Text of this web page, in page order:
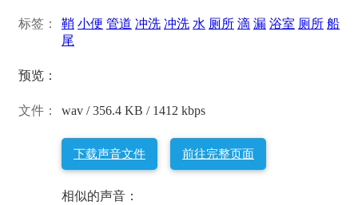
标签： 鞘 小便 管道 冲洗 冲洗 水 厕所 滴 漏 浴室 厕所 船
尾
预览：
文件： wav / 356.4 KB / 1412 kbps
下载声音文件 前往完整页面
相似的声音：